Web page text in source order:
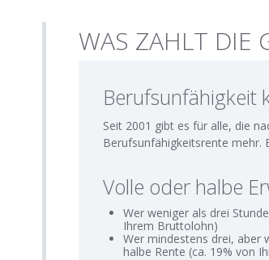
WAS ZAHLT DIE
Berufsunfähigkeit
Seit 2001 gibt es für alle, die
Berufsunfähigkeitsrente mehr.
Volle oder halbe
Wer weniger als drei
Ihrem Bruttolohn)
Wer mindestens drei, aber
halbe Rente (ca. 19% von